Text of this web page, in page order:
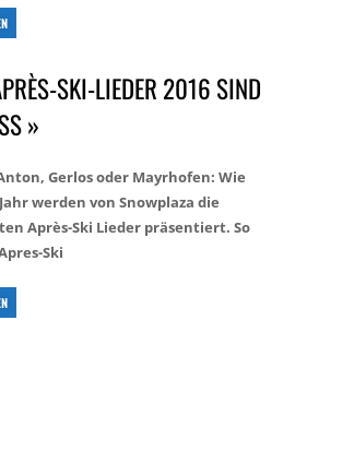
SKI-LIEDER 2016 SIND
»
Gerlos oder Mayrhofen: Wie
werden von Snowplaza die
Après-Ski Lieder präsentiert. So
Ski